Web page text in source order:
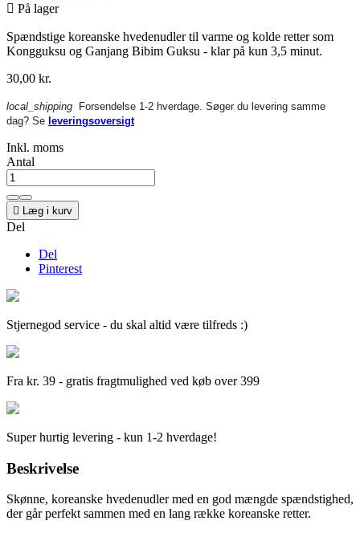
 På lager
Spændstige koreanske hvedenudler til varme og kolde retter som
Kongguksu og Ganjang Bibim Guksu - klar på kun 3,5 minut.
30,00 kr.
local_shipping
Forsendelse 1-2 hverdage. Søger du levering samme
dag? Se leveringsoversigt
Inkl. moms
Antal
 Læg i kurv
Del
Del
Pinterest
Stjernegod service - du skal altid være tilfreds :)
Fra kr. 39 - gratis fragtmulighed ved køb over 399
Super hurtig levering - kun 1-2 hverdage!
Beskrivelse
Skønne, koreanske hvedenudler med en god mængde spændstighed,
der går perfekt sammen med en lang række koreanske retter.